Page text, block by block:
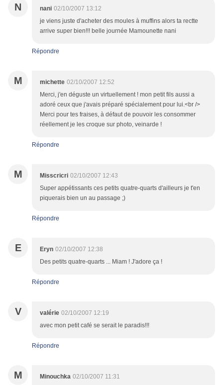
N nani 02/10/2007 13:12
je viens juste d'acheter des moules à muffins alors ta rectte
arrive super bien!!! belle journée Mamounette nani
Répondre
M michette 02/10/2007 12:52
Merci, j'en déguste un virtuellement ! mon petit fils aussi a
adoré ceux que j'avais préparé spécialement pour lui.<br />
Merci pour tes fraises, à défaut de pouvoir les consommer
réellement je les croque sur photo, veinarde !
Répondre
M Misscricri 02/10/2007 12:43
Super appétissants ces petits quatre-quarts d'ailleurs je t'en
piquerais bien un au passage ;)
Répondre
E Eryn 02/10/2007 12:38
Des petits quatre-quarts ... Miam ! J'adore ça !
Répondre
V valérie 02/10/2007 12:19
avec mon petit café se serait le paradis!!!
Répondre
M Minouchka 02/10/2007 11:31